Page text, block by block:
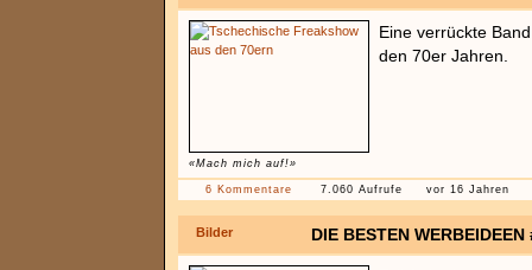
«Mach mich auf!»
Eine verrückte
den 70er Jahren.
6 Kommentare 7.060 Aufrufe vor 16 Jahren
Bilder DIE BESTEN WERBEIDEEN